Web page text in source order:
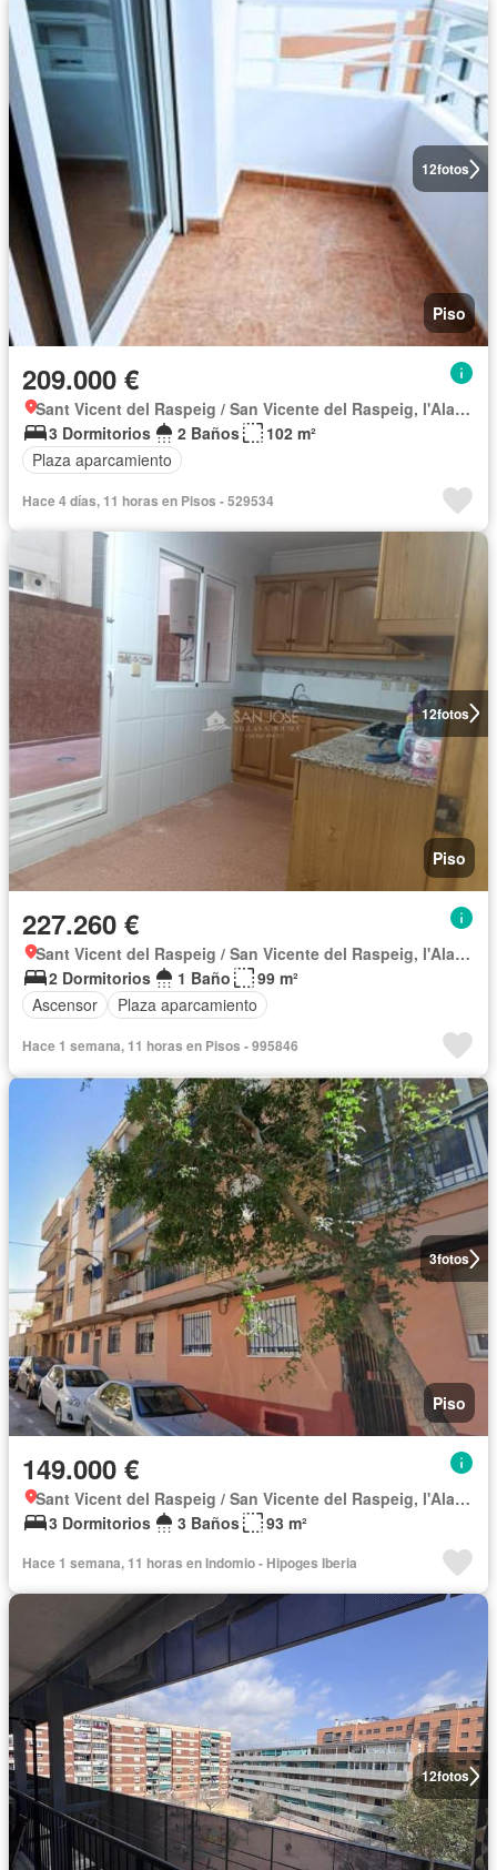
12fotos
Piso
209.000 €
Sant Vicent del Raspeig / San Vicente del Raspeig, l'Alacantí
3 Dormitorios
2 Baños
102 m²
Plaza aparcamiento
Hace 4 días, 11 horas en Pisos - 529534
12fotos
Piso
227.260 €
Sant Vicent del Raspeig / San Vicente del Raspeig, l'Alacantí
2 Dormitorios
1 Baño
99 m²
Ascensor
Plaza aparcamiento
Hace 1 semana, 11 horas en Pisos - 995846
3fotos
Piso
149.000 €
Sant Vicent del Raspeig / San Vicente del Raspeig, l'Alacantí
3 Dormitorios
3 Baños 93 m²
Hace 1 semana, 11 horas en Indomio - Hipoges Iberia
12fotos